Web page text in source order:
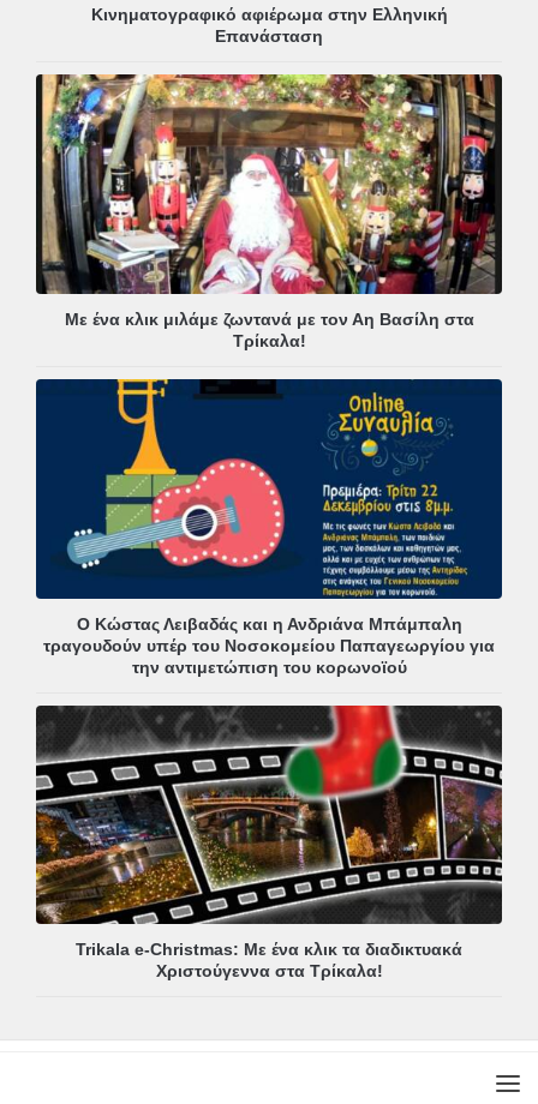
Κινηματογραφικό αφιέρωμα στην Ελληνική
Επανάσταση
Με ένα κλικ μιλάμε ζωντανά με τον Αη Βασίλη στα
Τρίκαλα!
Ο Κώστας Λειβαδάς και η Ανδριάνα Μπάμπαλη
τραγουδούν υπέρ του Νοσοκομείου Παπαγεωργίου για
την αντιμετώπιση του κορωνοϊού
Trikala e-Christmas: Με ένα κλικ τα διαδικτυακά
Χριστούγεννα στα Τρίκαλα!